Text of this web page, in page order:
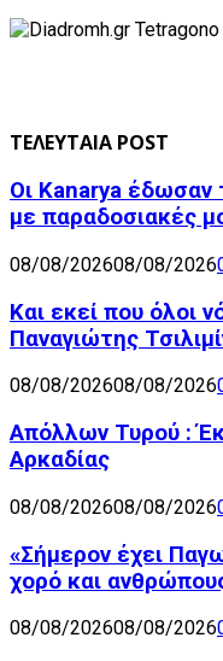
ΤΕΛΕΥΤΑΙΑ POST
Οι Kanarya έδωσαν
με παραδοσιακές
08/08/202608/08/2026
Και εκεί που όλοι
Παναγιώτης
08/08/202608/08/2026
Απόλλων Τυρού :
Αρκαδίας
08/08/202608/08/2026
«Σήμερον έχει
χορό και
08/08/202608/08/2026